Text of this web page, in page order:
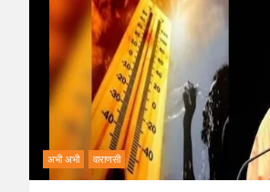
अभी अभी वाराणसी